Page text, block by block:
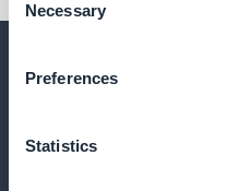
Selection
Necessary
Preferences
Statistics
Ja paljon muuta